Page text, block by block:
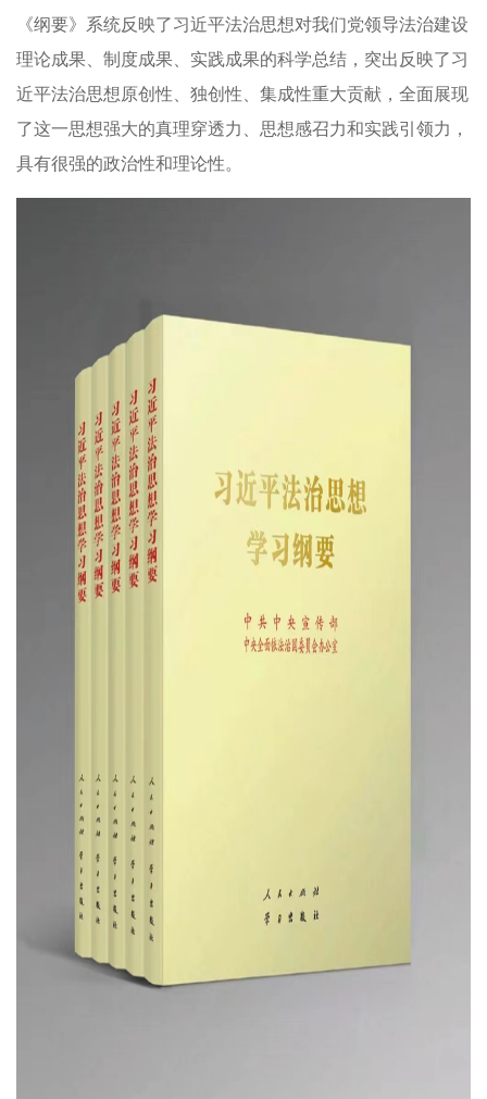
《纲要》系统反映了习近平法治思想对我们党领导法治建设
理论成果、制度成果、实践成果的科学总结，突出反映了习
近平法治思想原创性、独创性、集成性重大贡献，全面展现
了这一思想强大的真理穿透力、思想感召力和实践引领力，
具有很强的政治性和理论性。